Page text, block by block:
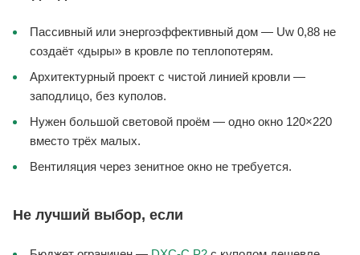
Пассивный или энергоэффективный дом — Uw 0,88 не
создаёт «дыры» в кровле по теплопотерям.
Архитектурный проект с чистой линией кровли —
заподлицо, без куполов.
Нужен большой световой проём — одно окно 120×220
вместо трёх малых.
Вентиляция через зенитное окно не требуется.
Не лучший выбор, если